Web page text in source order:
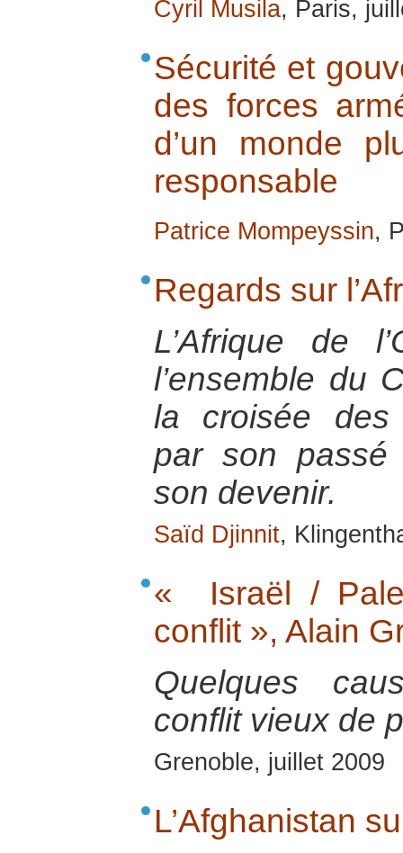
Cyril Musila, Paris,
Sécurité et
des forces
d’un monde
responsable
Patrice Mompeyssin,
Regards sur
L’Afrique de
l’ensemble du
la croisée des
par son passé
son devenir.
Saïd Djinnit,
« Israël /
conflit », Alain
Quelques
conflit vieux de
Grenoble, juillet 2009
L’Afghanistan